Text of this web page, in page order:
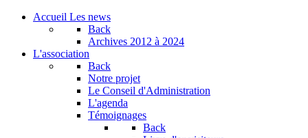
Accueil Les news
Back
Archives 2012 à 2024
L'association
Back
Notre projet
Le Conseil d'Administration
L'agenda
Témoignages
Back